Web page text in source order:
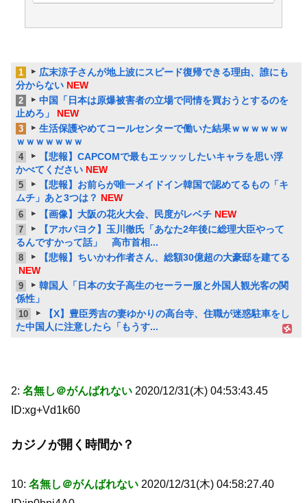
1
広末涼子さんが地上波にスピード復帰できる理由、誰にも
分からない NEW
2
中国「日本は原爆被害者の立場で同情を買おうとするのを
止めろ」
NEW
3
生活保護やめてコールセンターで働いた結果ｗｗｗｗｗｗ
ｗｗｗｗｗｗｗ
4
【悲報】CAPCOMで最もエッッッしたいキャラを思い浮
かべてください NEW
5
【悲報】お前らが唯一メイドイン韓国で認めてるもの「キ
ムチ」あと3つは？ NEW
6 【画像】大阪の花火大会、民度がレベチ NEW
7
【アホパヨク】玉川徹氏「あなた2年後に総理大臣やって
るんですかって話」 高市首相...
8
【悲報】ちいかわ作者さん、総額30億超の大豪邸を建てる
NEW
9
韓国人「日本の女子高生のセーラー服と外国人観光客の関
係性」
10
【X】豊臣秀吉の妻ゆかりの高台寺、住職が迷惑駐車をし
た中国人に注意したら「もうす...
2: 名無し＠がんばれない 2020/12/31(木) 04:53:43.45
ID:xg+Vd1k60
カジノが開く時間か？
10: 名無し＠がんばれない 2020/12/31(木) 04:58:27.40